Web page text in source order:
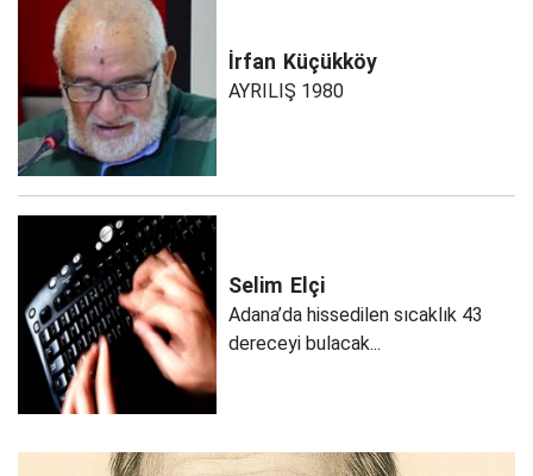
İrfan Küçükköy
AYRILIŞ 1980
Selim Elçi
Adana’da hissedilen sıcaklık 43
dereceyi bulacak...